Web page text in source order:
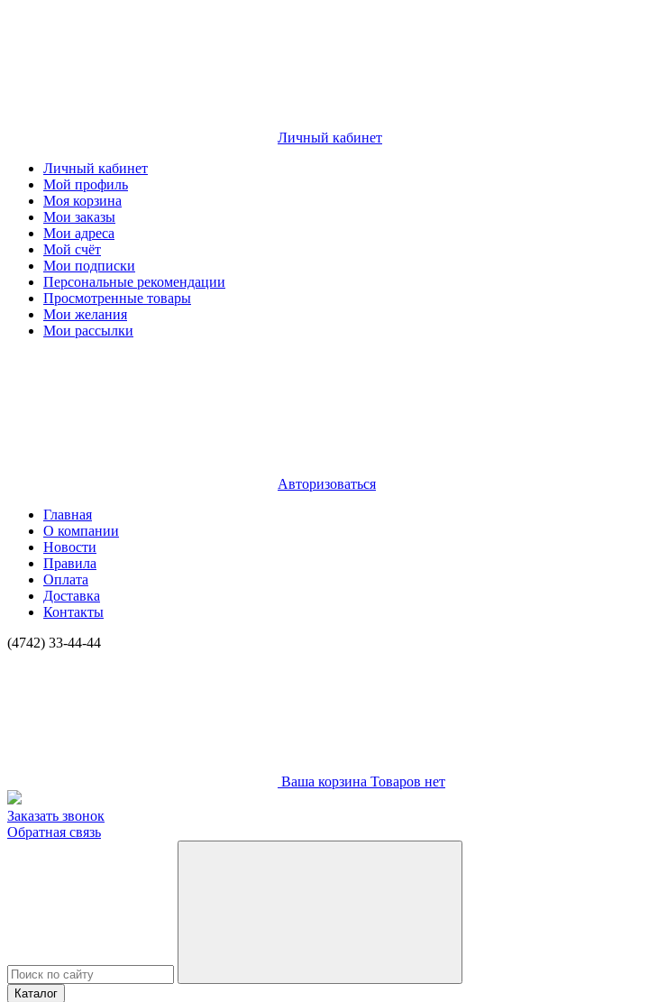
Личный кабинет
Личный кабинет
Мой профиль
Моя корзина
Мои заказы
Мои адреса
Мой счёт
Мои подписки
Персональные рекомендации
Просмотренные товары
Мои желания
Мои рассылки
Авторизоваться
Главная
О компании
Новости
Правила
Оплата
Доставка
Контакты
(4742) 33-44-44
Ваша корзина Товаров нет
Заказать звонок
Обратная связь
Каталог